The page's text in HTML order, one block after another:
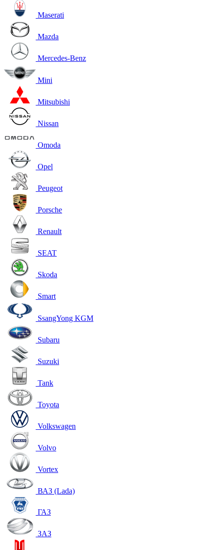
Maserati
Mazda
Mercedes-Benz
Mini
Mitsubishi
Nissan
Omoda
Opel
Peugeot
Porsche
Renault
SEAT
Skoda
Smart
SsangYong KGM
Subaru
Suzuki
Tank
Toyota
Volkswagen
Volvo
Vortex
ВАЗ (Lada)
ГАЗ
ЗАЗ